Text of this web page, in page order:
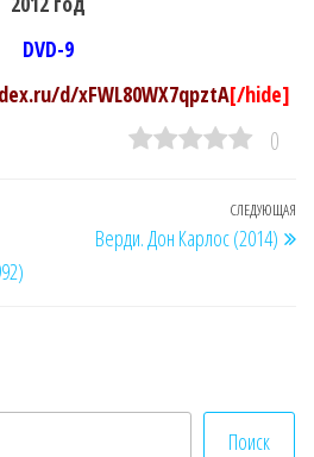
DVD-9
d/xFWL80WX7qpztA[/hide]
0
СЛЕДУЮЩАЯ
Верди. Дон Карлос (2014)
Поиск